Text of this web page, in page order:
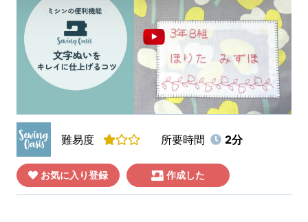
難易度 所要時間 2分
お気に入り登録 作成した